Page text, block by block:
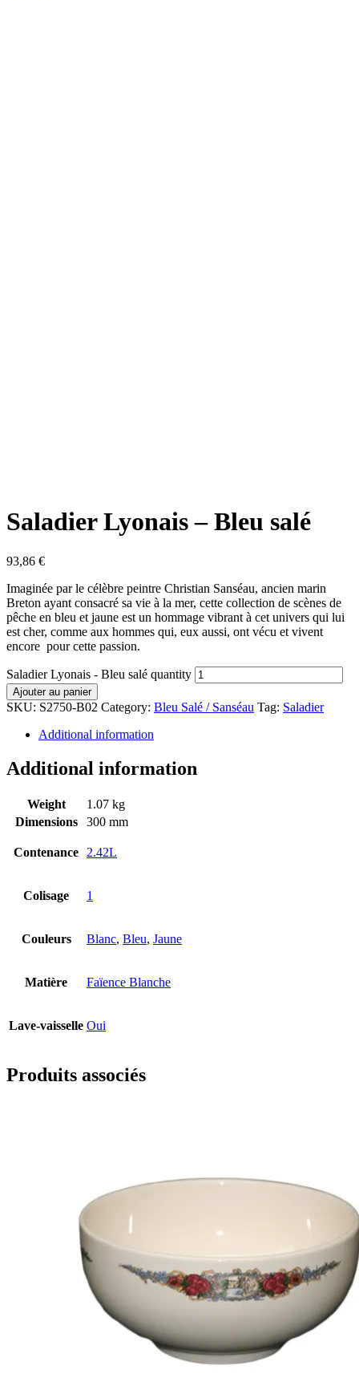
Saladier Lyonais – Bleu salé
93,86 €
Imaginée par le célèbre peintre Christian Sanséau, ancien marin
Breton ayant consacré sa vie à la mer, cette collection de scènes de
pêche en bleu et jaune est un hommage vibrant à cet univers qui lui
est cher, comme aux hommes qui, eux aussi, ont vécu et vivent
encore pour cette passion.
Saladier Lyonais - Bleu salé quantity
Ajouter au panier
SKU: S2750-B02 Category: Bleu Salé / Sanséau Tag: Saladier
Additional information
Additional information
Weight
1.07 kg
Dimensions
300 mm
Contenance 2.42L
Colisage 1
Couleurs Blanc, Bleu, Jaune
Matière Faïence Blanche
Lave-vaisselle Oui
Produits associés